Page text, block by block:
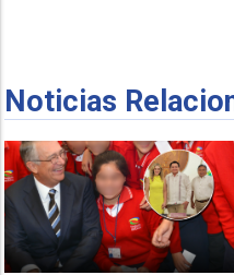
Noticias